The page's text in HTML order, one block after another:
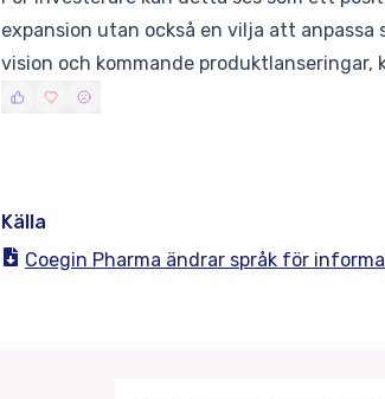
expansion utan också en vilja att anpassa
vision och kommande
Källa
Coegin Pharma ändrar språk för